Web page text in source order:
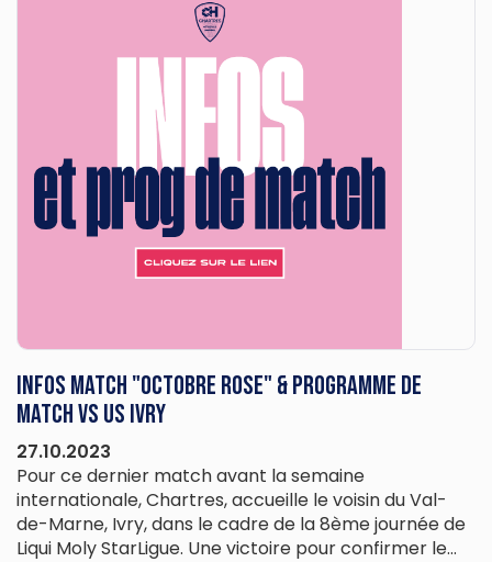
Infos match "Octobre Rose" & programme de
match vs US Ivry
27.10.2023
Pour ce dernier match avant la semaine
internationale, Chartres, accueille le voisin du Val-
de-Marne, Ivry, dans le cadre de la 8ème journée de
Liqui Moly StarLigue. Une victoire pour confirmer le...